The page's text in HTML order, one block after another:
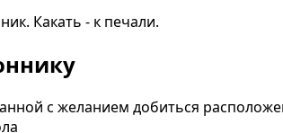
Какать - к печали.
с желанием добиться